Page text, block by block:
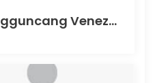
Krisis Ekonomi Mengguncang Venezuela